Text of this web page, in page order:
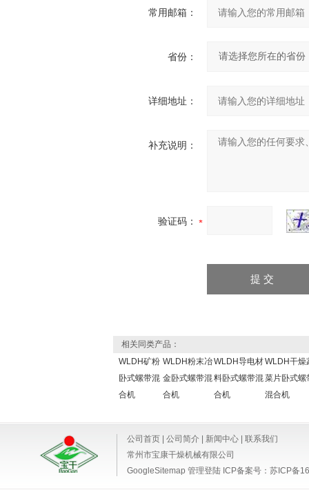
常用邮箱：
省份：
详细地址：
补充说明：
验证码：
相关同类产品：
WLDH矿粉
卧式螺带混
合机
WLDH粉末冶
金卧式螺带混
合机
WLDH导电材
料卧式螺带混
合机
WLDH干燥
菜片卧式螺
混合机
公司首页 公司简介 新闻中心
联系我们
常州市宝康干燥机械有限公司
GoogleSitemap 管理登陆 ICP备案号： 苏ICP备